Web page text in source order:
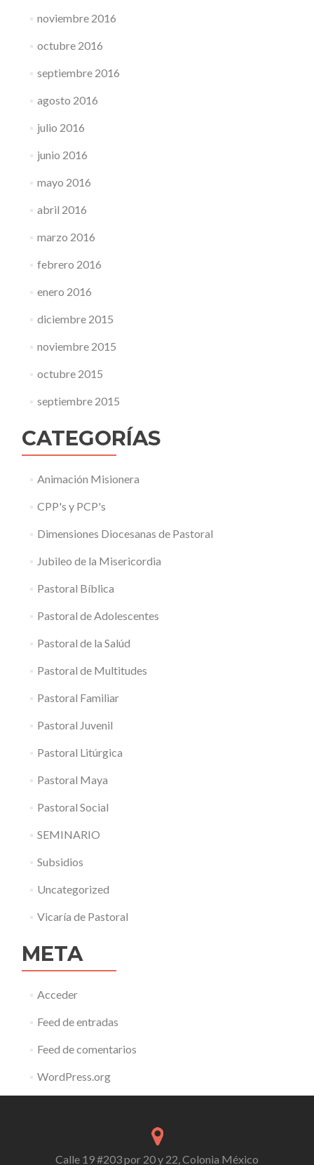
noviembre 2016
octubre 2016
septiembre 2016
agosto 2016
julio 2016
junio 2016
mayo 2016
abril 2016
marzo 2016
febrero 2016
enero 2016
diciembre 2015
noviembre 2015
octubre 2015
septiembre 2015
CATEGORÍAS
Animación Misionera
CPP's y PCP's
Dimensiones Diocesanas de Pastoral
Jubileo de la Misericordia
Pastoral Bíblica
Pastoral de Adolescentes
Pastoral de la Salúd
Pastoral de Multitudes
Pastoral Familiar
Pastoral Juvenil
Pastoral Litúrgica
Pastoral Maya
Pastoral Social
SEMINARIO
Subsidios
Uncategorized
Vicaría de Pastoral
META
Acceder
Feed de entradas
Feed de comentarios
WordPress.org
Calle 19 #203 por 20 y 22, Colonia México